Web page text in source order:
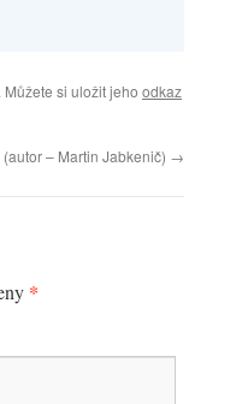
. Můžete si uložit jeho odkaz
– Martin Jabkenič) →
*